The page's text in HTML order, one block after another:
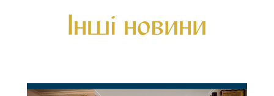
Інші новини